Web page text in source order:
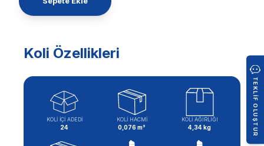
Koli Özellikleri
KOLİ İÇİ ADEDİ
24
KOLİ HACMİ
0,076 m³
KOLİ AĞIRLIĞI
4,34 kg TEKLIF OLUŞTUR